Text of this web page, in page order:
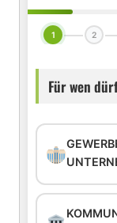
1 2
Für wen